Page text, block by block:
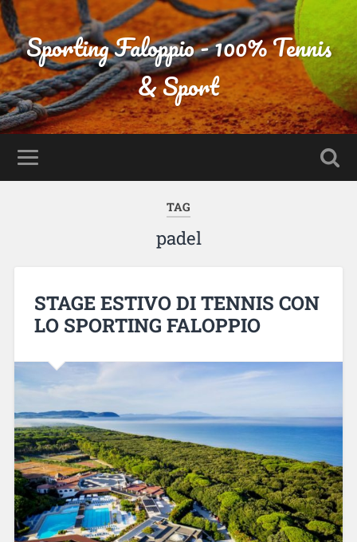
Sporting Faloppio - 100% Tennis
& Sport
TAG
padel
STAGE ESTIVO DI TENNIS CON
LO SPORTING FALOPPIO